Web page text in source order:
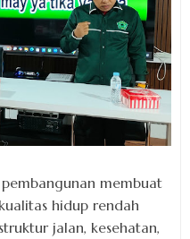
membuat
hidup rendah
jalan, kesehatan,